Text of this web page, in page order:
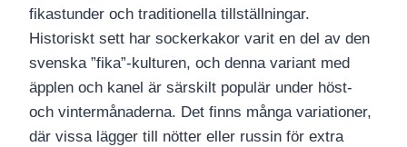
fikastunder och traditionella tillställningar.
Historiskt sett har sockerkakor varit en del av den
svenska ”fika”-kulturen, och denna variant med
äpplen och kanel är särskilt populär under höst-
och vintermånaderna. Det finns många variationer,
där vissa lägger till nötter eller russin för extra